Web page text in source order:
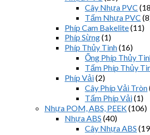
Cây Nhựa PVC
Tấm Nhựa PVC
Phíp Cam Bakelite(11)
Phíp Sừng(1)
Phíp Thủy Tinh(16)
Ống Phíp Thủy
Tấm Phíp Thủy
Phíp Vải(2)
Cây Phíp Vải Tròn
Tấm Phíp Vải(1)
Nhựa POM, ABS, PEEK(106)
Nhựa ABS (40)
Cây Nhựa ABS